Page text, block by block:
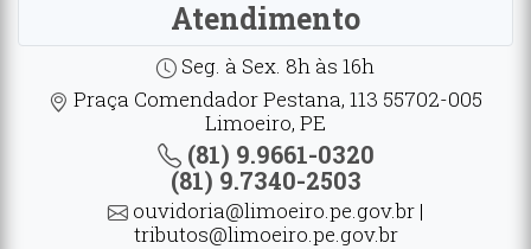
Atendimento
Seg. à Sex. 8h às 16h
Praça Comendador Pestana, 113 55702-005
Limoeiro, PE
(81) 9.9661-0320
(81) 9.7340-2503
ouvidoria@limoeiro.pe.gov.br |
tributos@limoeiro.pe.gov.br